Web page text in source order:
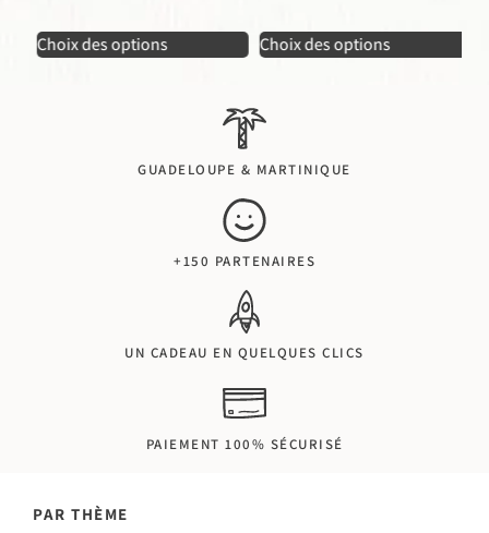
Choix des options Choix des options
GUADELOUPE & MARTINIQUE
+150 PARTENAIRES
UN CADEAU EN QUELQUES CLICS
PAIEMENT 100% SÉCURISÉ
PAR THÈME